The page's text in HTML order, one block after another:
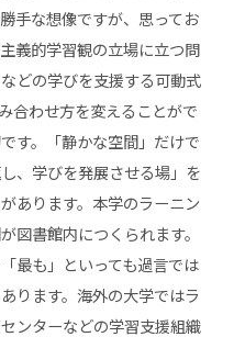
手な想像ですが、思ってお
義的学習観の立場に立つ問
どの学びを支援する可動式
合わせ方を変えることがで
す。「静かな空間」だけで
、学びを発展させる場」を
あります。本学のラーニン
図書館内につくられます。
最も」といっても過言では
ります。海外の大学ではラ
ンターなどの学習支援組織